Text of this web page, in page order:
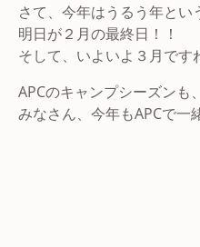
さて、今年はうるう年とい
明日が２月の最終日！！
そして、いよいよ３月です
APCのキャンプシーズンも
みなさん、今年もAPCで一